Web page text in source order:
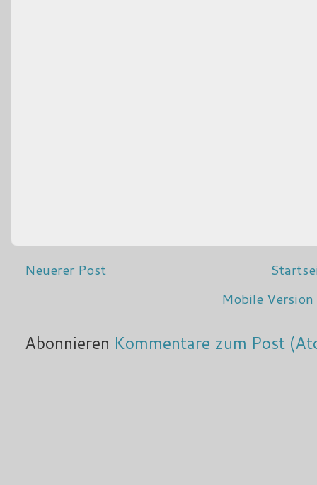
Neuerer Post
Mobile
Abonnieren Kommentare zum Post